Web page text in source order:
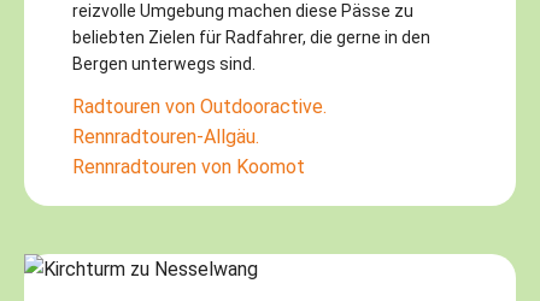
reizvolle Umgebung machen diese Pässe zu
beliebten Zielen für Radfahrer, die gerne in den
Bergen unterwegs sind.
Radtouren von Outdooractive.
Rennradtouren-Allgäu.
Rennradtouren von Koomot